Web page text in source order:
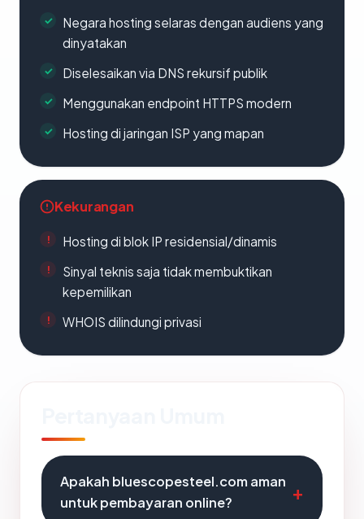
Negara hosting selaras dengan audiens yang
dinyatakan
Diselesaikan via DNS rekursif publik
Menggunakan endpoint HTTPS modern
Hosting di jaringan ISP yang mapan
Kekurangan
Hosting di blok IP residensial/dinamis
Sinyal teknis saja tidak membuktikan
kepemilikan
WHOIS dilindungi privasi
Apakah bluescopesteel.com aman
untuk pembayaran online?